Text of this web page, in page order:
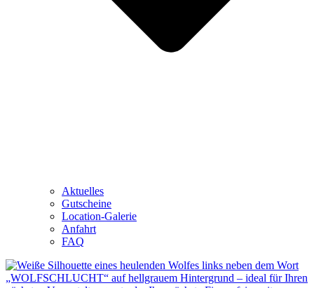
Aktuelles
Gutscheine
Location-Galerie
Anfahrt
FAQ